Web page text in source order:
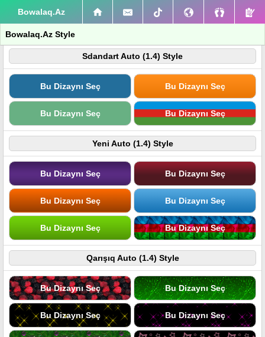
Bowalaq.Az
Bowalaq.Az Style
Sdandart Auto (1.4) Style
Bu Dizaynı Seç Bu Dizaynı Seç
Bu Dizaynı Seç Bu Dizaynı Seç
Yeni Auto (1.4) Style
Bu Dizaynı Seç Bu Dizaynı Seç
Bu Dizaynı Seç Bu Dizaynı Seç
Bu Dizaynı Seç Bu Dizaynı Seç
Qarışıq Auto (1.4) Style
Bu Dizaynı Seç Bu Dizaynı Seç
Bu Dizaynı Seç Bu Dizaynı Seç